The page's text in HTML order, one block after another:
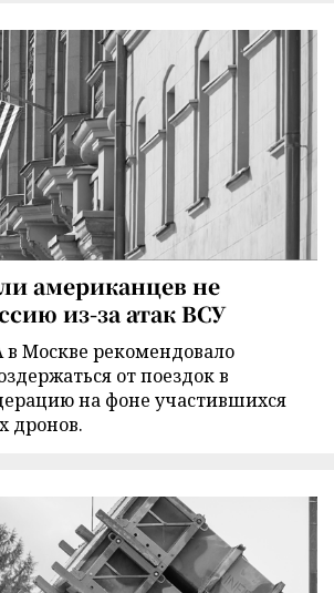
американцев не
из-за атак ВСУ
Москве рекомендовало
от поездок в
на фоне участившихся
дронов.